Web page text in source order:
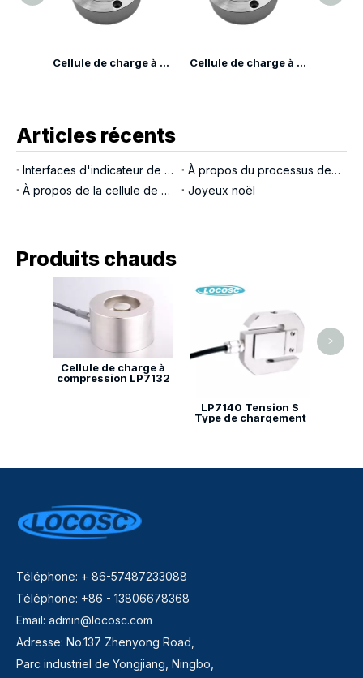
Cellule de charge à cartouche de compression de tension LP7135FA Cellule de charge à cartouche de compression de tension LP7135B
Articles récents
Interfaces d'indicateur de pesée
À propos du processus de production LOCOSC pour les balances, les cellules de pesée et les indicateurs
À propos de la cellule de chargement de la broche de chargement
Joyeux noël
Produits chauds
Cellule de charge à
compression LP7132
LP7140 Tension S
Type de chargement
>
Téléphone: + 86-57487233088
Téléphone: +86 - 13806678368
Email: admin@locosc.com
Adresse: No.137 Zhenyong Road,
Parc industriel de Yongjiang, Ningbo,